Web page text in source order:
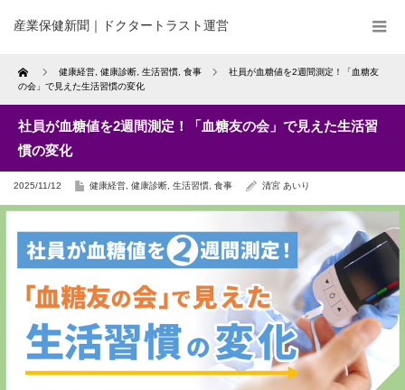
産業保健新聞｜ドクタートラスト運営
Home 健康経営 健康診断 生活習慣 食事
社員が血糖値を2週間測定！「血糖友
の会」で見えた生活習慣の変化
社員が血糖値を2週間測定！「血糖友の会」で見えた生活習
慣の変化
2025/11/12 健康経営 健康診断 生活習慣 食事 清宮 あいり